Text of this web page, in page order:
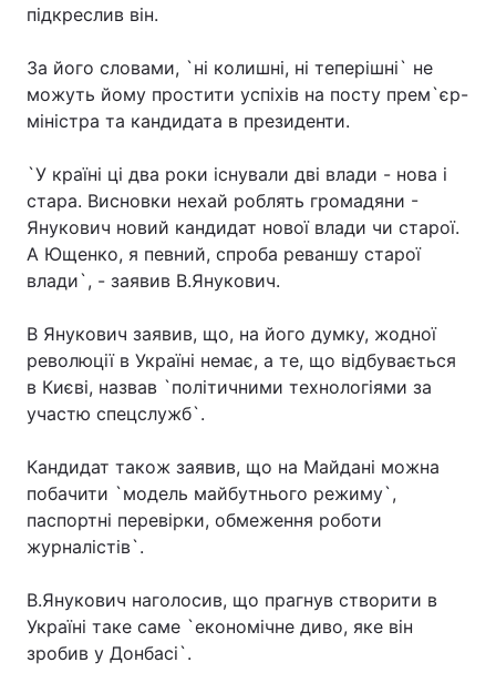
Цікавинки
Екологія Регіони
Лонгріди
Відео з Youtube Статті
Інтерв'ю Думки
Архів Вакансії
Контакти
Послуги
Тема оформлення
підкреслив він.
За його словами, `ні колишні, ні теперішні` не
можуть йому простити успіхів на посту прем`єр-
міністра та кандидата в президенти.
`У країні ці два роки існували дві влади - нова і
стара. Висновки нехай роблять громадяни -
Янукович новий кандидат нової влади чи старої.
А Ющенко, я певний, спроба реваншу старої
влади`, - заявив В.Янукович.
В Янукович заявив, що, на його думку, жодної
революції в Україні немає, а те, що відбувається
в Києві, назвав `політичними технологіями за
участю спецслужб`.
Кандидат також заявив, що на Майдані можна
побачити `модель майбутнього режиму`,
паспортні перевірки, обмеження роботи
журналістів`.
В.Янукович наголосив, що прагнув створити в
Україні таке саме `економічне диво, яке він
зробив у Донбасі`.